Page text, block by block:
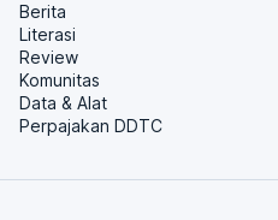
Berita
Literasi
Review
Komunitas
Data & Alat
Perpajakan DDTC